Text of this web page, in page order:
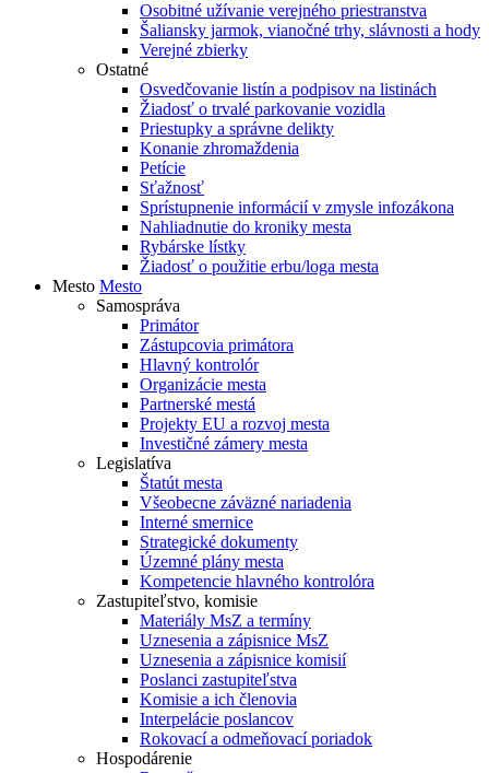
Osobitné užívanie verejného priestranstva
Šaliansky jarmok, vianočné trhy, slávnosti a hody
Verejné zbierky
Ostatné
Osvedčovanie listín a podpisov na listinách
Žiadosť o trvalé parkovanie vozidla
Priestupky a správne delikty
Konanie zhromaždenia
Petície
Sťažnosť
Sprístupnenie informácií v zmysle infozákona
Nahliadnutie do kroniky mesta
Rybárske lístky
Žiadosť o použitie erbu/loga mesta
Mesto Mesto
Samospráva
Primátor
Zástupcovia primátora
Hlavný kontrolór
Organizácie mesta
Partnerské mestá
Projekty EU a rozvoj mesta
Investičné zámery mesta
Legislatíva
Štatút mesta
Všeobecne záväzné nariadenia
Interné smernice
Strategické dokumenty
Územné plány mesta
Kompetencie hlavného kontrolóra
Zastupiteľstvo, komisie
Materiály MsZ a termíny
Uznesenia a zápisnice MsZ
Uznesenia a zápisnice komisií
Poslanci zastupiteľstva
Komisie a ich členovia
Interpelácie poslancov
Rokovací a odmeňovací poriadok
Hospodárenie